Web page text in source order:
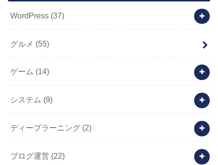
WordPress (37)
グルメ (55)
ゲーム (14)
システム (9)
ディープラーニング (2)
ブログ運営 (22)